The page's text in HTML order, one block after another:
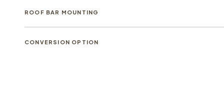
ROOF BAR MOUNTING
CONVERSION OPTION